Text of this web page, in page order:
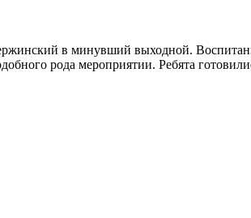
в минувший выходной.
рода мероприятии. Ребята